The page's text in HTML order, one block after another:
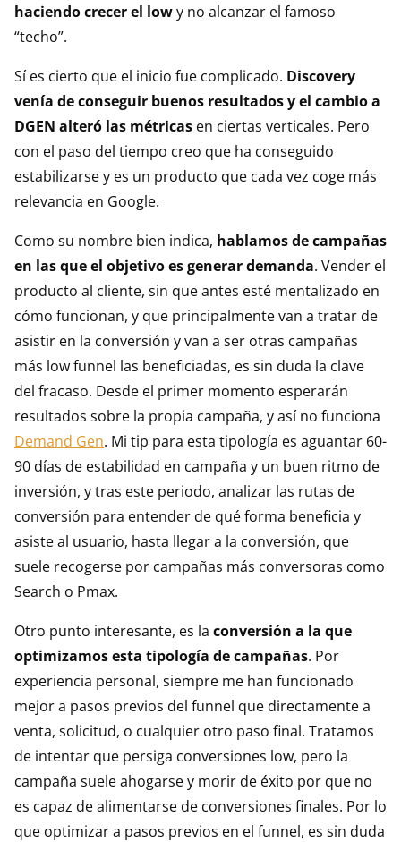
haciendo crecer el lowy no alcanzar el famoso
“techo”.
Sí es cierto que el inicio fue complicado. Discovery
venía de conseguir buenos resultados y el cambio a
DGEN alteró las métricas en ciertas verticales. Pero
con el paso del tiempo creo que ha conseguido
estabilizarse y es un producto que cada vez coge más
relevancia en Google.
Como su nombre bien indica, hablamos de campañas
en las que el objetivo es generar demanda. Vender el
producto al cliente, sin que antes esté mentalizado en
cómo funcionan, y que principalmente van a tratar de
asistir en la conversión y van a ser otras campañas
más low funnel las beneficiadas, es sin duda la clave
del fracaso. Desde el primer momento esperarán
resultados sobre la propia campaña, y así no funciona
Demand Gen. Mi tip para esta tipología es aguantar 60-
90 días de estabilidad en campaña y un buen ritmo de
inversión, y tras este periodo, analizar las rutas de
conversión para entender de qué forma beneficia y
asiste al usuario, hasta llegar a la conversión, que
suele recogerse por campañas más conversoras como
Search o Pmax.
Otro punto interesante, es la conversión a la que
optimizamos esta tipología de campañas. Por
experiencia personal, siempre me han funcionado
mejor a pasos previos del funnel que directamente a
venta, solicitud, o cualquier otro paso final. Tratamos
de intentar que persiga conversiones low, pero la
campaña suele ahogarse y morir de éxito por que no
es capaz de alimentarse de conversiones finales. Por lo
que optimizar a pasos previos en el funnel, es sin duda